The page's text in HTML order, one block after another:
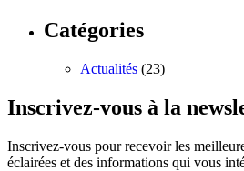
Catégories
Actualités (23)
Inscrivez-vous à la
Inscrivez-vous pour recevoir les
éclairées et des informations qui vous